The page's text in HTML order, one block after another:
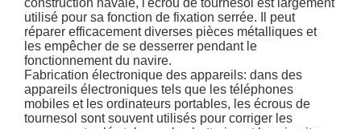
construction navale, l'écrou de tournesol est largement
utilisé pour sa fonction de fixation serrée. Il peut
réparer efficacement diverses pièces métalliques et
les empêcher de se desserrer pendant le
fonctionnement du navire.
Fabrication électronique des appareils: dans des
appareils électroniques tels que les téléphones
mobiles et les ordinateurs portables, les écrous de
tournesol sont souvent utilisés pour corriger les